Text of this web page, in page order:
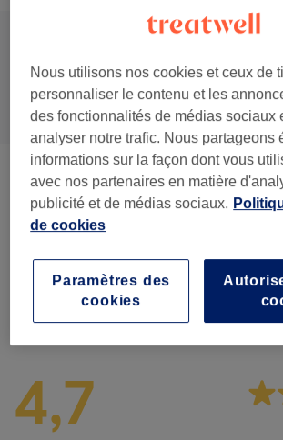
Tout
Beauté des pieds
HOT GIRLS WEEK : Du 1er Au 8 Juillet
! Boisson Offerte :) (2)
à
Avis sur l'établissement
4,7
Nous utilisons nos cookies et ceux de
personnaliser le contenu et les
des fonctionnalités de médias sociaux
analyser notre trafic. Nous partageons
informations sur la façon dont vous
avec nos partenaires en matière
publicité et de médias sociaux.
de cookies
Paramètres des
cookies